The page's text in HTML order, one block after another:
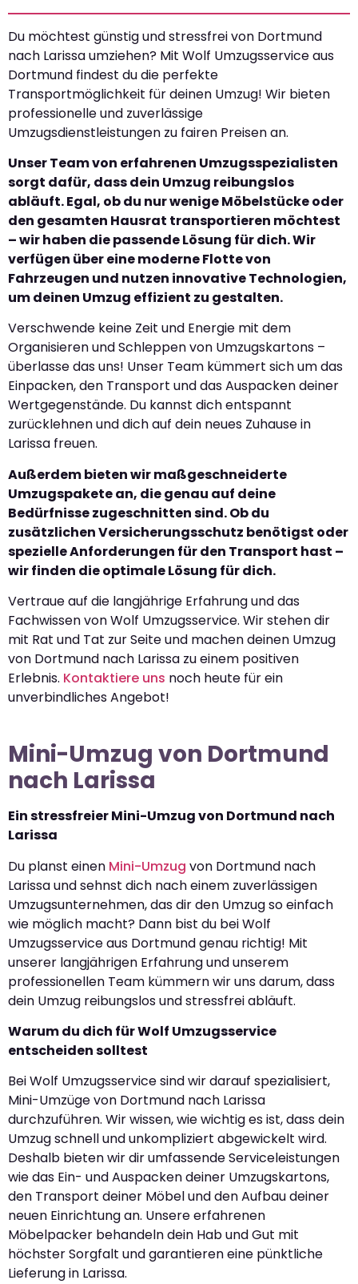
Du möchtest günstig und stressfrei von Dortmund
nach Larissa umziehen? Mit Wolf Umzugsservice aus
Dortmund findest du die perfekte
Transportmöglichkeit für deinen Umzug! Wir bieten
professionelle und zuverlässige
Umzugsdienstleistungen zu fairen Preisen an.
Unser Team von erfahrenen Umzugsspezialisten
sorgt dafür, dass dein Umzug reibungslos
abläuft. Egal, ob du nur wenige Möbelstücke oder
den gesamten Hausrat transportieren möchtest
– wir haben die passende Lösung für dich. Wir
verfügen über eine moderne Flotte von
Fahrzeugen und nutzen innovative Technologien,
um deinen Umzug effizient zu gestalten.
Verschwende keine Zeit und Energie mit dem
Organisieren und Schleppen von Umzugskartons –
überlasse das uns! Unser Team kümmert sich um das
Einpacken, den Transport und das Auspacken deiner
Wertgegenstände. Du kannst dich entspannt
zurücklehnen und dich auf dein neues Zuhause in
Larissa freuen.
Außerdem bieten wir maßgeschneiderte
Umzugspakete an, die genau auf deine
Bedürfnisse zugeschnitten sind. Ob du
zusätzlichen Versicherungsschutz benötigst oder
spezielle Anforderungen für den Transport hast –
wir finden die optimale Lösung für dich.
Vertraue auf die langjährige Erfahrung und das
Fachwissen von Wolf Umzugsservice. Wir stehen dir
mit Rat und Tat zur Seite und machen deinen Umzug
von Dortmund nach Larissa zu einem positiven
Erlebnis. Kontaktiere uns noch heute für ein
unverbindliches Angebot!
Mini-Umzug von Dortmund
nach Larissa
Ein stressfreier Mini-Umzug von Dortmund nach
Larissa
Du planst einen Mini-Umzug von Dortmund nach
Larissa und sehnst dich nach einem zuverlässigen
Umzugsunternehmen, das dir den Umzug so einfach
wie möglich macht? Dann bist du bei Wolf
Umzugsservice aus Dortmund genau richtig! Mit
unserer langjährigen Erfahrung und unserem
professionellen Team kümmern wir uns darum, dass
dein Umzug reibungslos und stressfrei abläuft.
Warum du dich für Wolf Umzugsservice
entscheiden solltest
Bei Wolf Umzugsservice sind wir darauf spezialisiert,
Mini-Umzüge von Dortmund nach Larissa
durchzuführen. Wir wissen, wie wichtig es ist, dass dein
Umzug schnell und unkompliziert abgewickelt wird.
Deshalb bieten wir dir umfassende Serviceleistungen
wie das Ein- und Auspacken deiner Umzugskartons,
den Transport deiner Möbel und den Aufbau deiner
neuen Einrichtung an. Unsere erfahrenen
Möbelpacker behandeln dein Hab und Gut mit
höchster Sorgfalt und garantieren eine pünktliche
Lieferung in Larissa.